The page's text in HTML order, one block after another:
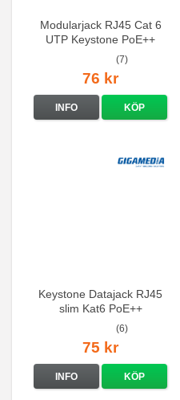
Modularjack RJ45 Cat 6
UTP Keystone PoE++
(7)
76 kr
INFO KÖP
Keystone Datajack RJ45
slim Kat6 PoE++
(6)
75 kr
INFO KÖP